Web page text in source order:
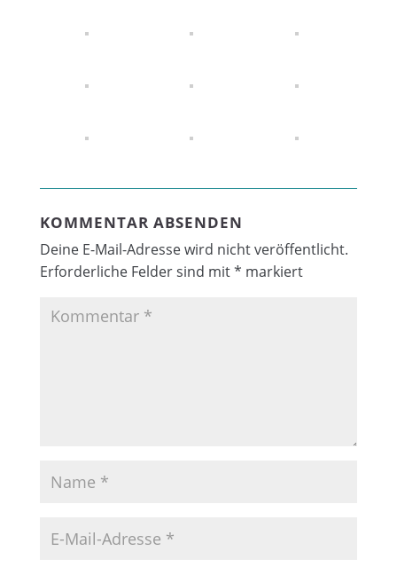
KOMMENTAR ABSENDEN
Deine E-Mail-Adresse wird nicht veröffentlicht.
Erforderliche Felder sind mit* markiert